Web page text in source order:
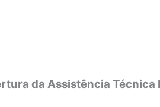
da Assistência